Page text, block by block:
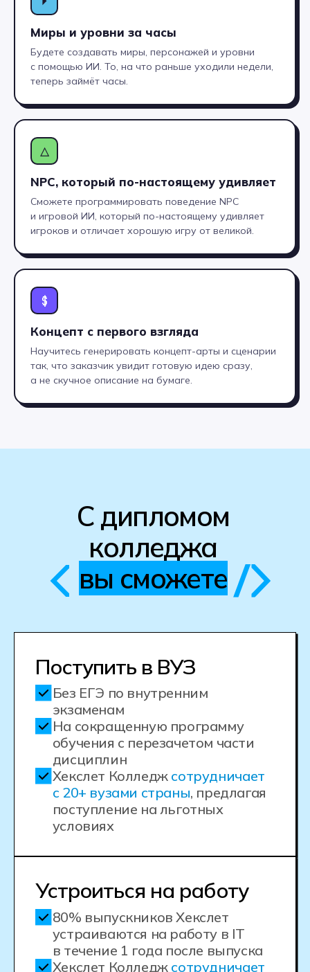
Миры и уровни за часы
Будете создавать миры, персонажей и уровни
с помощью ИИ. То, на что раньше уходили недели,
теперь займёт часы.
△
NPC, который по-настоящему удивляет
Сможете программировать поведение NPC
и игровой ИИ, который по-настоящему удивляет
игроков и отличает хорошую игру от великой.
$
Концепт с первого взгляда
Научитесь генерировать концепт-арты и сценарии
так, что заказчик увидит готовую идею сразу,
а не скучное описание на бумаге.
Оставьте заявку на консультацию
менеджера приемной комиссии.
Мы ответим на все вопросы
по профессии и при желании
консультацию с профессиональным
профориентологом.
После отправки заявки откроется чат-
консультант. В нём вы сможете получить
консультацию прямо сейчас,
не дожидаясь звонка менеджера.
Нажимая на кнопку Получить консультацию